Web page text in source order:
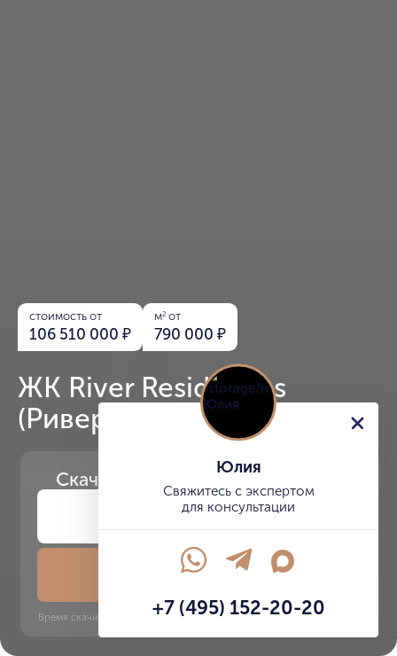
стоимость от
106 510 000₽
м2 от
790 000₽
ЖК River Residences
(Ривер Резиденс)
Скачайте презентацию проекта
Скачать презентацию
Время скачивания: 6 секунд | PDF, 13 MB | Обновлён 3 июня 2022
Юлия
Свяжитесь с экспертом
для консультации
+7 (495) 152-20-20